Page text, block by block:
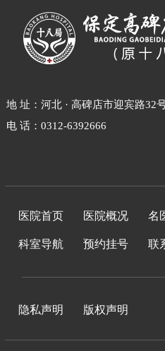
地 址：河北 · 高碑店市迎宾路32
电 话：0312-6392666
医院首页 医院概况 名
科室导航 预约挂号 联
隐私声明 版权声明